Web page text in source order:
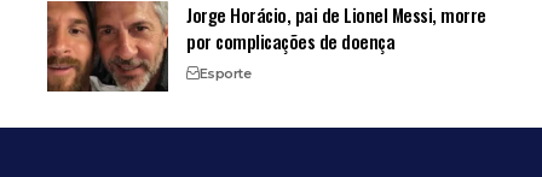
Jorge Horácio, pai de Lionel Messi, morre
por complicações de doença
Esporte